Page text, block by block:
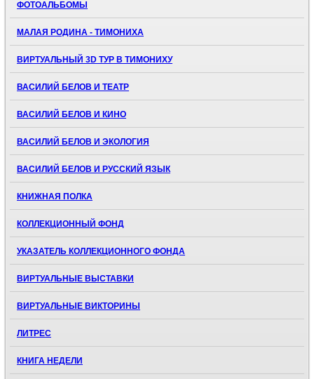
ФОТОАЛЬБОМЫ
МАЛАЯ РОДИНА - ТИМОНИХА
ВИРТУАЛЬНЫЙ 3D ТУР В ТИМОНИХУ
ВАСИЛИЙ БЕЛОВ И ТЕАТР
ВАСИЛИЙ БЕЛОВ И КИНО
ВАСИЛИЙ БЕЛОВ И ЭКОЛОГИЯ
ВАСИЛИЙ БЕЛОВ И РУССКИЙ ЯЗЫК
КНИЖНАЯ ПОЛКА
КОЛЛЕКЦИОННЫЙ ФОНД
УКАЗАТЕЛЬ КОЛЛЕКЦИОННОГО ФОНДА
ВИРТУАЛЬНЫЕ ВЫСТАВКИ
ВИРТУАЛЬНЫЕ ВИКТОРИНЫ
ЛИТРЕС
КНИГА НЕДЕЛИ